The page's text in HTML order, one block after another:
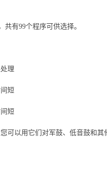
有99个程序可供选择。
理
短
短
可以用它们对军鼓、低音鼓和